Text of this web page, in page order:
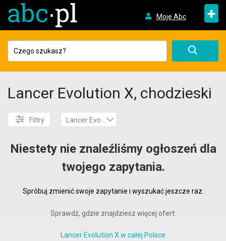
Moje Abc +
Lancer Evolution X, chodzieski
Filtry Lancer Evolution X
Niestety nie znaleźliśmy ogłoszeń dla
twojego zapytania.
Spróbuj zmienić swoje zapytanie i wyszukać jeszcze raz.
Sprawdź, gdzie znajdziesz więcej ofert:
Lancer Evolution X w całej Polsce